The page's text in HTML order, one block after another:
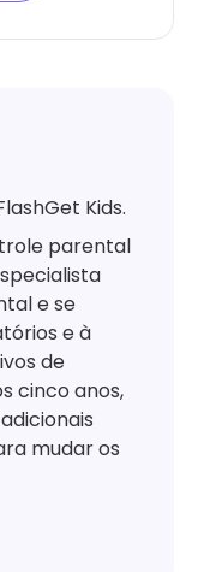
Kids.
parental
e se
e à
de
cinco anos,
mudar os